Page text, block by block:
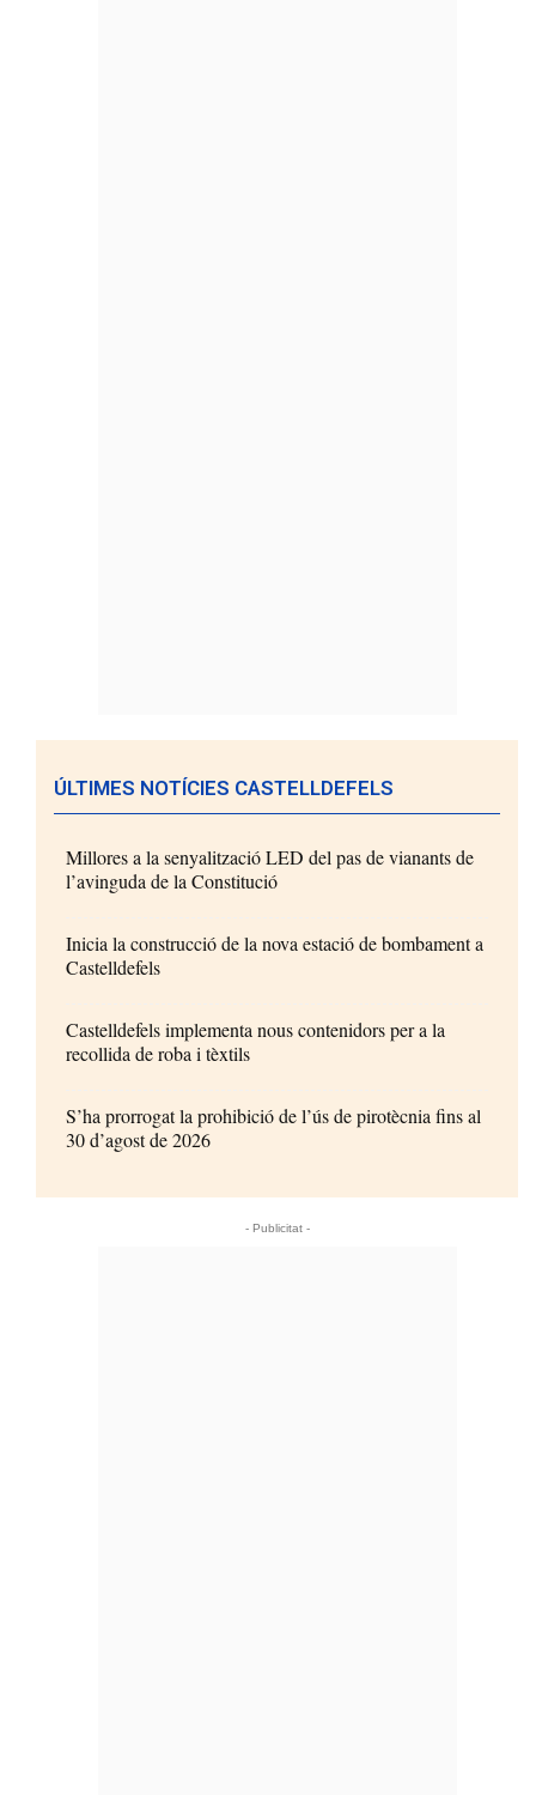
ÚLTIMES NOTÍCIES CASTELLDEFELS
Millores a la senyalització LED del pas de vianants de
l’avinguda de la Constitució
Inicia la construcció de la nova estació de bombament a
Castelldefels
Castelldefels implementa nous contenidors per a la
recollida de roba i tèxtils
S’ha prorrogat la prohibició de l’ús de pirotècnia fins al
30 d’agost de 2026
- Publicitat -